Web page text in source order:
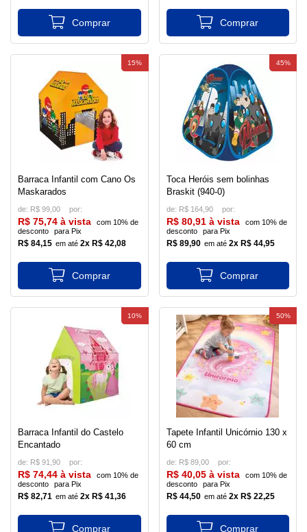
Barraca Infantil com Cano Os
Maskarados
de: R$ 99,00
R$ 84,15 2x R$ 42,08
R$ 75,74 à vista
com 10% de
desconto
para Pix
15%
Toca Heróis sem bolinhas
Braskit (940-0)
de: R$ 164,90
R$ 89,90 2x R$ 44,95
R$ 80,91 à vista
com 10% de
desconto
para Pix
45%
Barraca Infantil do Castelo
Encantado
de: R$ 91,90
R$ 82,71 2x R$ 41,36
R$ 74,44 à vista
com 10% de
desconto
para Pix
10%
Tapete Infantil Unicórnio 130 x
60 cm
de: R$ 89,00
R$ 44,50 2x R$ 22,25
R$ 40,05 à vista
com 10% de
desconto
para Pix
50%